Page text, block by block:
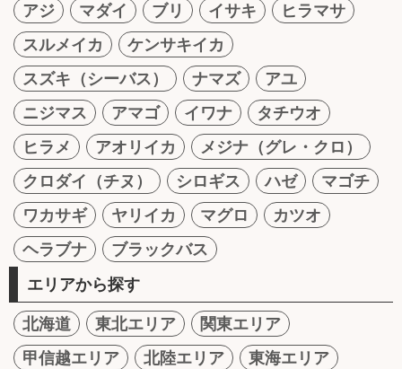
アジ マダイ ブリ イサキ
ヒラマサ
スルメイカ
ケンサキイカ
スズキ（シーバス）
ナマズ
アユ
ニジマス
アマゴ イワナ
タチウオ
ヒラメ
アオリイカ
メジナ（グレ・クロ）
クロダイ（チヌ）
シロギス ハゼ
マゴチ
ワカサギ
ヤリイカ マグロ
カツオ
ヘラブナ
ブラックバス
エリアから探す
北海道 東北エリア
関東エリア
甲信越エリア
北陸エリア
東海エリア